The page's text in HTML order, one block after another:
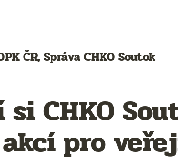
ČR, Správa CHKO Soutok
CHKO
pro